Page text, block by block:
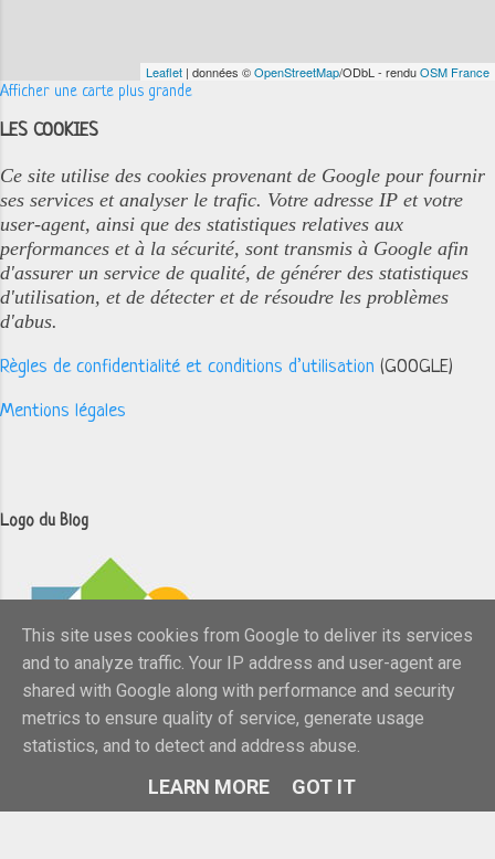
Leaflet | données ©OpenStreetMap/ODbL - renduOSM France
Afficher une carte plus grande
LES COOKIES
Ce site utilise des cookies provenant de Google pour fournir
ses services et analyser le trafic. Votre adresse IP et votre
user-agent, ainsi que des statistiques relatives aux
performances et à la sécurité, sont transmis à Google afin
d'assurer un service de qualité, de générer des statistiques
d'utilisation, et de détecter et de résoudre les problèmes
d'abus.
Règles de confidentialité et conditions d’utilisation (GOOGLE)
Mentions légales
Logo du Blog
This site uses cookies from Google to deliver its services
and to analyze traffic. Your IP address and user-agent are
shared with Google along with performance and security
metrics to ensure quality of service, generate usage
statistics, and to detect and address abuse.
LEARN MORE GOT IT